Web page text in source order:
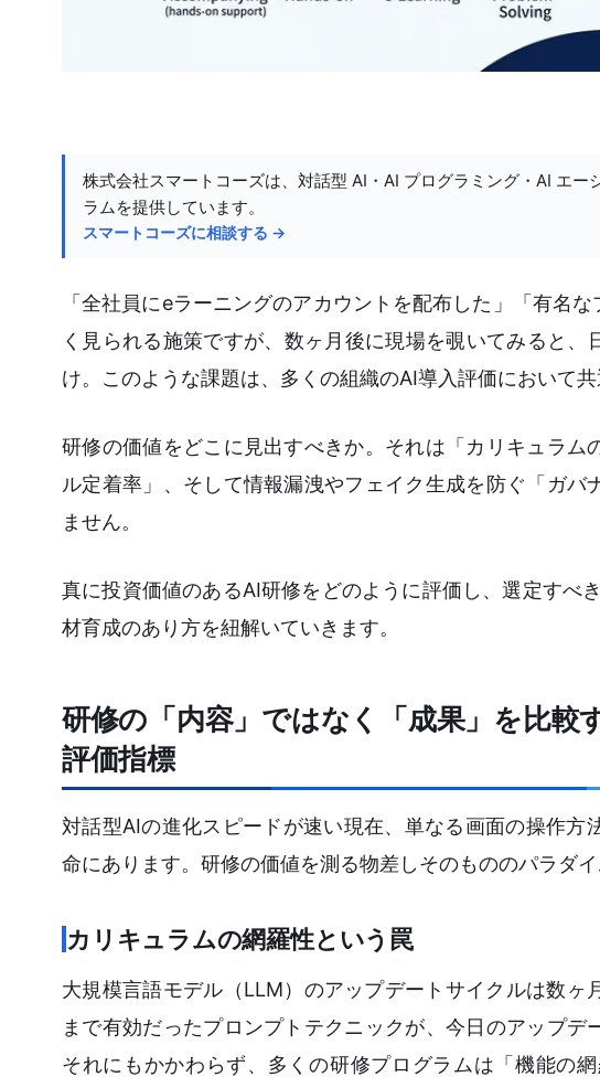
株式会社スマートコーズは、対話型 AI・AI プログラミング・AI エ
ラムを提供しています。
スマートコーズに相談する →
「全社員にeラーニングのアカウントを配布した」「有名
く見られる施策ですが、数ヶ月後に現場を覗いてみると
け。このような課題は、多くの組織のAI導入評価において共
研修の価値をどこに見出すべきか。それは「カリキュラ
ル定着率」、そして情報漏洩やフェイク生成を防ぐ「ガ
ません。
真に投資価値のあるAI研修をどのように評価し、選定すべ
材育成のあり方を紐解いていきます。
研修の「内容」ではなく「成果」を比較
評価指標
対話型AIの進化スピードが速い現在、単なる画面の操作
命にあります。研修の価値を測る物差しそのもののパラダ
カリキュラムの網羅性という罠
大規模言語モデル（LLM）のアップデートサイクルは数
まで有効だったプロンプトテクニックが、今日のアップデ
それにもかかわらず、多くの研修プログラムは「機能の